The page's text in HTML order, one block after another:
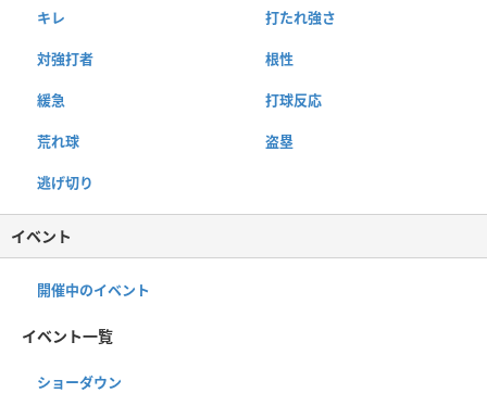
キレ 打たれ強さ
対強打者 根性
緩急 打球反応
荒れ球 盗塁
逃げ切り
イベント
開催中のイベント
イベント一覧
ショーダウン